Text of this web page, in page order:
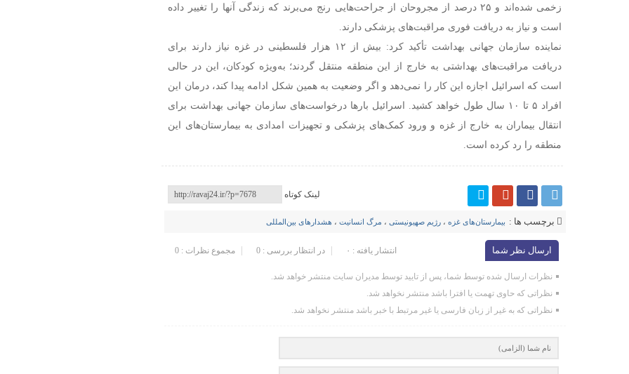
زخمی شده‌اند و ۲۵ درصد از مجروحان از جراحت‌هایی رنج می‌برند که زندگی آنها را تغییر داده
است و نیاز به دریافت فوری مراقبت‌های پزشکی دارند.
نماینده سازمان جهانی بهداشت تأکید کرد: بیش از ۱۲ هزار فلسطینی در غزه نیاز دارند برای
دریافت مراقبت‌های بهداشتی به خارج از این منطقه منتقل گردند؛ به‌ویژه کودکان، این در حالی
است که اسرائیل اجازه این کار را نمی‌دهد و اگر وضعیت به همین شکل ادامه پیدا کند، درمان این
افراد ۵ تا ۱۰ سال طول خواهد کشید. اسرائیل بارها درخواست‌های سازمان جهانی بهداشت برای
انتقال بیماران به خارج از غزه و ورود کمک‌های پزشکی و تجهیزات امدادی به بیمارستان‌های این
منطقه را رد کرده است.
لینک کوتاه
برچسب ها : بیمارستان‌های غزه ، رژیم صهیونیستی ، مرگ انسانیت ، هشدارهای بین‌المللی
ارسال نظر شما مجموع نظرات : 0 در انتظار بررسی : 0 انتشار یافته : ۰
نظرات ارسال شده توسط شما، پس از تایید توسط مدیران سایت منتشر خواهد شد.
نظراتی که حاوی تهمت یا افترا باشد منتشر نخواهد شد.
نظراتی که به غیر از زبان فارسی یا غیر مرتبط با خبر باشد منتشر نخواهد شد.